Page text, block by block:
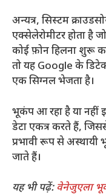
अन्यत्र, सिस्टम
एक्सेलेरोमीटर होता
कोई फ़ोन हिलना शुरू
तो यह Google के
एक सिग्नल भेजता है।
भूकंप आ रहा है या नहीं
डेटा एकत्र करते हैं,
प्रभावी रूप से
जाते हैं।
यह भी पढ़ें: वेनेजुएला